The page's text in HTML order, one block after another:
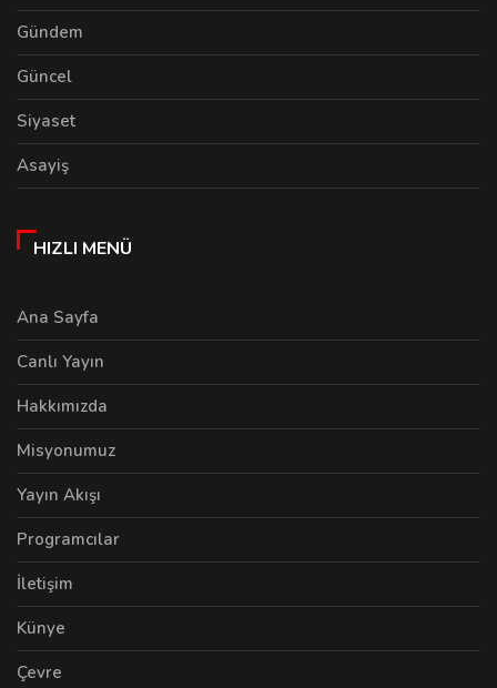
Gündem
Güncel
Siyaset
Asayiş
HIZLI MENÜ
Ana Sayfa
Canlı Yayın
Hakkımızda
Misyonumuz
Yayın Akışı
Programcılar
İletişim
Künye
Çevre